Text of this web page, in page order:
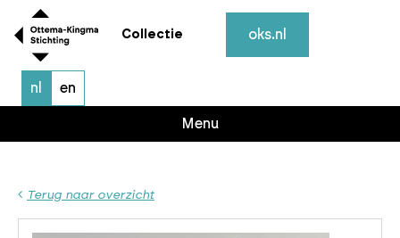
Collectie oks.nl
nl en
Menu
Terug naar overzicht